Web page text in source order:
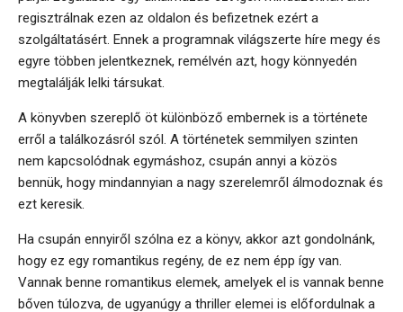
regisztrálnak ezen az oldalon és befizetnek ezért a
szolgáltatásért. Ennek a programnak világszerte híre megy és
egyre többen jelentkeznek, remélvén azt, hogy könnyedén
megtalálják lelki társukat.
A könyvben szereplő öt különböző embernek is a története
erről a találkozásról szól. A történetek semmilyen szinten
nem kapcsolódnak egymáshoz, csupán annyi a közös
bennük, hogy mindannyian a nagy szerelemről álmodoznak és
ezt keresik.
Ha csupán ennyiről szólna ez a könyv, akkor azt gondolnánk,
hogy ez egy romantikus regény, de ez nem épp így van.
Vannak benne romantikus elemek, amelyek el is vannak benne
bőven túlozva, de ugyanúgy a thriller elemei is előfordulnak a